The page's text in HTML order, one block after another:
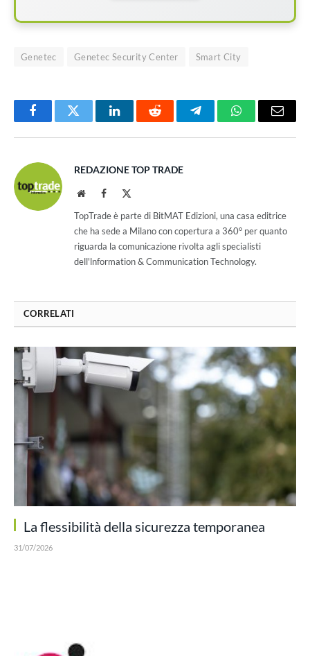
Genetec Genetec Security Center Smart City
FacebookTwitter LinkedInReddit TelegramWhatsAppEmail
REDAZIONE TOP TRADE
WebsiteFacebook
TopTrade è parte di BitMAT Edizioni, una casa editrice
che ha sede a Milano con copertura a 360° per quanto
riguarda la comunicazione rivolta agli specialisti
dell'lnformation & Communication Technology.
CORRELATI
La flessibilità della sicurezza temporanea
31/07/2026